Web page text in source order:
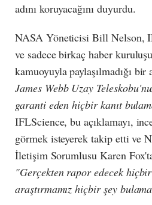
adını koruyacağını duyurdu.
NASA Yöneticisi Bill Nelson,
ve sadece birkaç haber
kamuoyuyla paylaşılmadığı bir
James Webb Uzay
garanti eden hiçbir kanıt
IFLScience, bu açıklamayı,
görmek isteyerek takip etti ve
İletişim Sorumlusu Karen
"Gerçekten rapor edecek
araştırmamız hiçbir şey